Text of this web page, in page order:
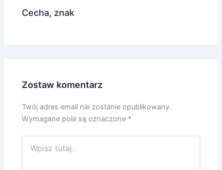
Cecha, znak
Zostaw komentarz
Twój adres email nie zostanie opublikowany.
Wymagane pola są oznaczone *
tutaj..